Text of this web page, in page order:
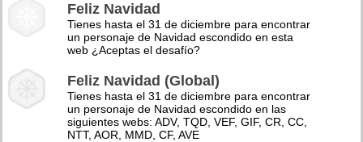
Feliz Navidad
Tienes hasta el 31 de diciembre para encontrar
un personaje de Navidad escondido en esta
web ¿Aceptas el desafío?
Feliz Navidad (Global)
Tienes hasta el 31 de diciembre para encontrar
un personaje de Navidad escondido en las
siguientes webs: ADV, TQD, VEF, GIF, CR, CC,
NTT, AOR, MMD, CF, AVE